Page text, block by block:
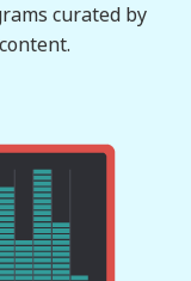
curated by